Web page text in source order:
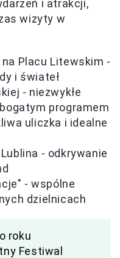
i atrakcji,
wizyty w
Placu Litewskim -
i świateł
- niezwykłe
programem
uliczka i idealne
- odkrywanie
- wspólne
dzielnicach
roku
Festiwal